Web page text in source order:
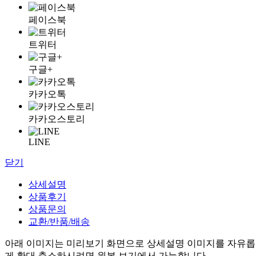
페이스북
트위터
구글+
카카오톡
카카오스토리
LINE
닫기
상세설명
상품후기
상품문의
교환/반품/배송
아래 이미지는 미리보기 화면으로 상세설명 이미지를 자유롭